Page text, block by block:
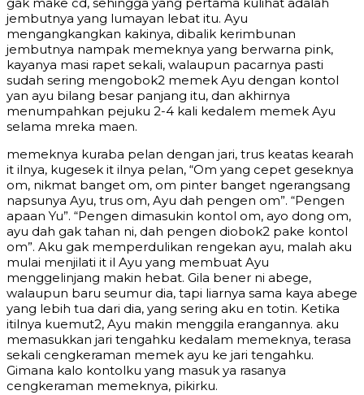
jembutnya yang lumayan lebat itu. Ayu
mengangkangkan kakinya, dibalik kerimbunan
jembutnya nampak memeknya yang berwarna pink,
kayanya masi rapet sekali, walaupun pacarnya pasti
sudah sering mengobok2 memek Ayu dengan kontol
yan ayu bilang besar panjang itu, dan akhirnya
menumpahkan pejuku 2-4 kali kedalem memek Ayu
selama mreka maen.
memeknya kuraba pelan dengan jari, trus keatas kearah
it ilnya, kugesek it ilnya pelan, “Om yang cepet geseknya
om, nikmat banget om, om pinter banget ngerangsang
napsunya Ayu, trus om, Ayu dah pengen om”. “Pengen
apaan Yu”. “Pengen dimasukin kontol om, ayo dong om,
ayu dah gak tahan ni, dah pengen diobok2 pake kontol
om”. Aku gak memperdulikan rengekan ayu, malah aku
mulai menjilati it il Ayu yang membuat Ayu
menggelinjang makin hebat. Gila bener ni abege,
walaupun baru seumur dia, tapi liarnya sama kaya abege
yang lebih tua dari dia, yang sering aku en totin. Ketika
itilnya kuemut2, Ayu makin menggila erangannya. aku
memasukkan jari tengahku kedalam memeknya, terasa
sekali cengkeraman memek ayu ke jari tengahku.
Gimana kalo kontolku yang masuk ya rasanya
cengkeraman memeknya, pikirku.